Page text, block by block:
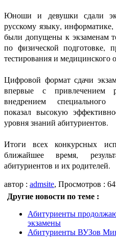
Юноши и девушки сдали
русскому языку,
были допущены к экзаменам
по физической подготовке,
тестирования и медицинского
Цифровой формат сдачи
впервые с привлечением
внедрением специального
показал высокую
уровня знаний абитуриентов.
Итоги всех конкурсных
ближайшее время,
абитуриентов и их родителей.
автор : admsite, Просмотров :
Другие новости по теме :
Абитуриенты
экзамены
Абитуриенты ВУЗов